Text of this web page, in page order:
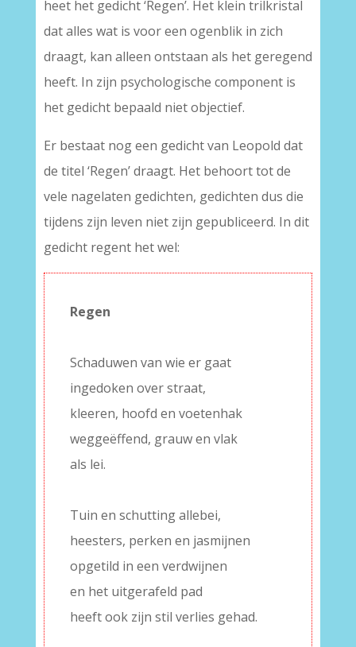
heet het gedicht ‘Regen’. Het klein trilkristal
dat alles wat is voor een ogenblik in zich
draagt, kan alleen ontstaan als het geregend
heeft. In zijn psychologische component is
het gedicht bepaald niet objectief.
Er bestaat nog een gedicht van Leopold dat
de titel ‘Regen’ draagt. Het behoort tot de
vele nagelaten gedichten, gedichten dus die
tijdens zijn leven niet zijn gepubliceerd. In dit
gedicht regent het wel:
Regen
Schaduwen van wie er gaat
ingedoken over straat,
kleeren, hoofd en voetenhak
weggeëffend, grauw en vlak
als lei.
Tuin en schutting allebei,
heesters, perken en jasmijnen
opgetild in een verdwijnen
en het uitgerafeld pad
heeft ook zijn stil verlies gehad.